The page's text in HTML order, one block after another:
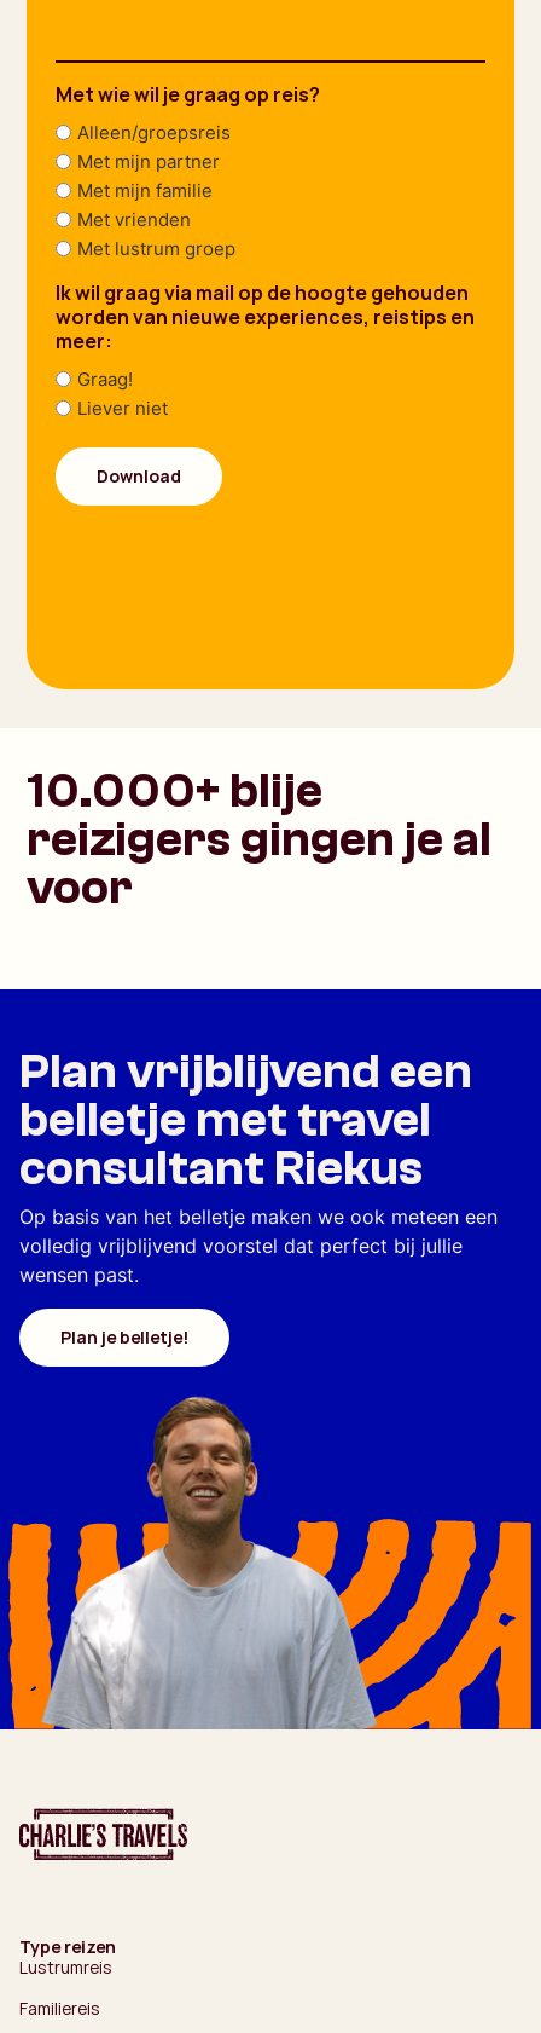
Met wie wil je graag op reis?
Alleen/groepsreis
Met mijn partner
Met mijn familie
Met vrienden
Met lustrum groep
Ik wil graag via mail op de hoogte gehouden
worden van nieuwe experiences, reistips en
meer:
Graag!
Liever niet
10.000+ blije
reizigers gingen je al
voor
Plan vrijblijvend een
belletje met travel
consultant Riekus
Op basis van het belletje maken we ook meteen een
volledig vrijblijvend voorstel dat perfect bij jullie
wensen past.
Plan je belletje!
Type reizen
Lustrumreis
Familiereis